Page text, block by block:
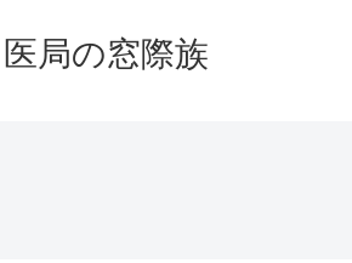
医局の窓際族